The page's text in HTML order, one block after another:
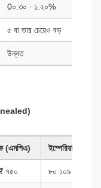
0০.৩০ ∙ ১.২০%
৫ বা তার চেয়েও বড়
উন্নত
(এমপিএ) ইম্পেরিয়াল
৭৫০ ৮০ ১০৯